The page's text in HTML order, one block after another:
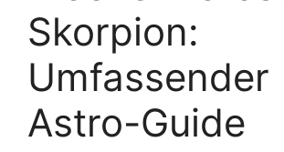
Skorpion:
Umfassender
Astro-Guide